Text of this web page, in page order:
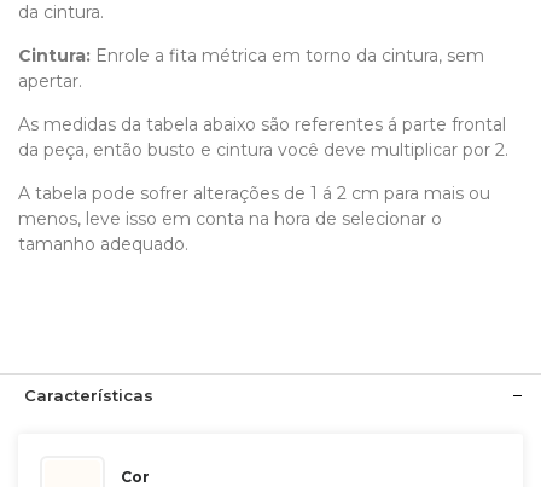
da cintura.
Cintura: Enrole a fita métrica em torno da cintura, sem
apertar.
As medidas da tabela abaixo são referentes á parte frontal
da peça, então busto e cintura você deve multiplicar por 2.
A tabela pode sofrer alterações de 1 á 2 cm para mais ou
menos, leve isso em conta na hora de selecionar o
tamanho adequado.
Características
Cor